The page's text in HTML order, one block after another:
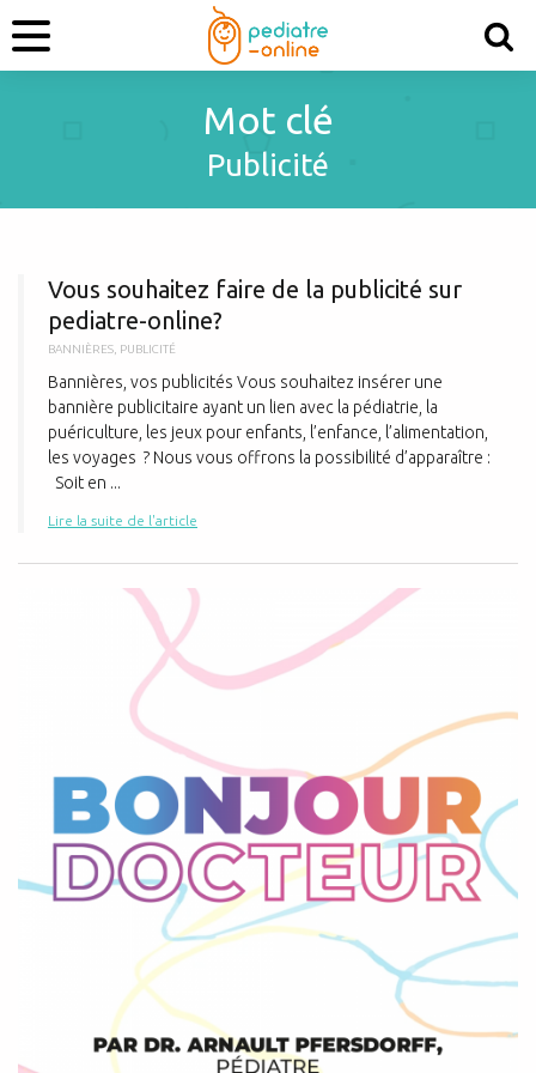
Mot clé
Publicité
Vous souhaitez faire de la publicité sur
pediatre-online?
BANNIÈRES PUBLICITÉ
Bannières, vos publicités Vous souhaitez insérer une
bannière publicitaire ayant un lien avec la pédiatrie, la
puériculture, les jeux pour enfants, l’enfance, l’alimentation,
les voyages ? Nous vous offrons la possibilité d’apparaître :
Soit en ...
Lire la suite de l'article